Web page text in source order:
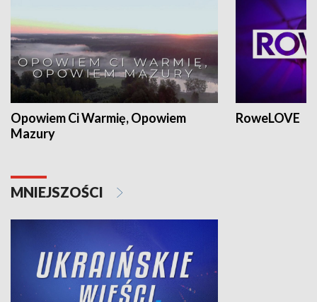
Opowiem Ci Warmię, Opowiem
Mazury
RoweLOVE
MNIEJSZOŚCI